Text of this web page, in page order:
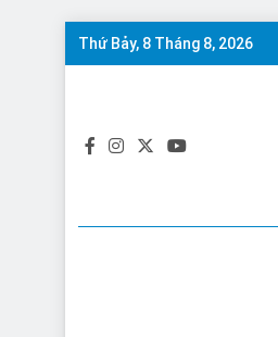
Skip
Thứ Bảy, 8 Tháng 8, 2026